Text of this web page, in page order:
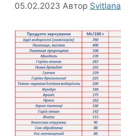
05.02.2023 Автор Svitlana